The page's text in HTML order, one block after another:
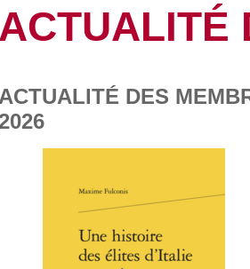
ACTUALITÉ
DES